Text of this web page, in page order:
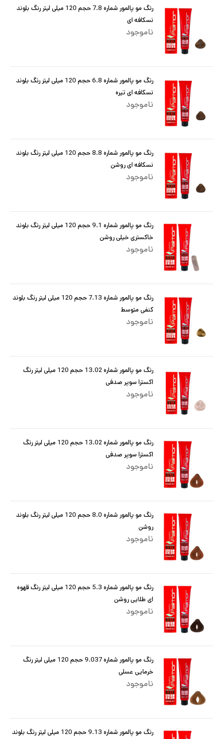
رنگ مو پالمور شماره 7.8 حجم 120 میلی لیتر رنگ بلوند
نسکافه ای
ناموجود
رنگ مو پالمور شماره 6.8 حجم 120 میلی لیتر رنگ بلوند
نسکافه ای تیره
ناموجود
رنگ مو پالمور شماره 8.8 حجم 120 میلی لیتر رنگ بلوند
نسکافه ای روشن
ناموجود
رنگ مو پالمور شماره 9.1 حجم 120 میلی لیتر رنگ بلوند
خاکستری خیلی روشن
ناموجود
رنگ مو پالمور شماره 7.13 حجم 120 میلی لیتر رنگ بلوند
کنفی متوسط
ناموجود
رنگ مو پالمور شماره 13.02 حجم 120 میلی لیتر رنگ
اکسترا سوپر صدفی
ناموجود
رنگ مو پالمور شماره 13.02 حجم 120 میلی لیتر رنگ
اکسترا سوپر صدفی
ناموجود
رنگ مو پالمور شماره 8.0 حجم 120 میلی لیتر رنگ بلوند
روشن
ناموجود
رنگ مو پالمور شماره 5.3 حجم 120 میلی لیتر رنگ قهوه
ای طلایی روشن
ناموجود
رنگ مو پالمور شماره 9.037 حجم 120 میلی لیتر رنگ
خرمایی عسلی
ناموجود
رنگ مو پالمور شماره 9.13 حجم 120 میلی لیتر رنگ بلوند